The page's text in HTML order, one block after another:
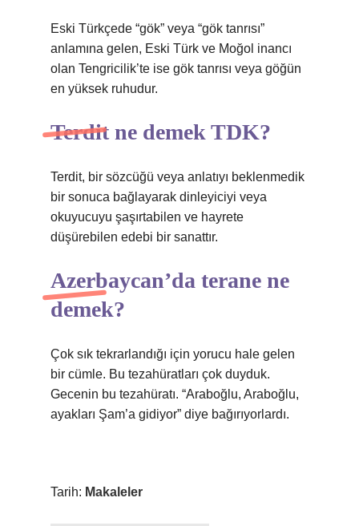
Eski Türkçede “gök” veya “gök tanrısı”
anlamına gelen, Eski Türk ve Moğol inancı
olan Tengricilik’te ise gök tanrısı veya göğün
en yüksek ruhudur.
Terdit ne demek TDK?
Terdit, bir sözcüğü veya anlatıyı beklenmedik
bir sonuca bağlayarak dinleyiciyi veya
okuyucuyu şaşırtabilen ve hayrete
düşürebilen edebi bir sanattır.
Azerbaycan’da terane ne
demek?
Çok sık tekrarlandığı için yorucu hale gelen
bir cümle. Bu tezahüratları çok duyduk.
Gecenin bu tezahüratı. “Araboğlu, Araboğlu,
ayakları Şam’a gidiyor” diye bağırıyorlardı.
Tarih: Makaleler